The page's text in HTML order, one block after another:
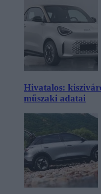
Hivatalos:
műszaki adatai